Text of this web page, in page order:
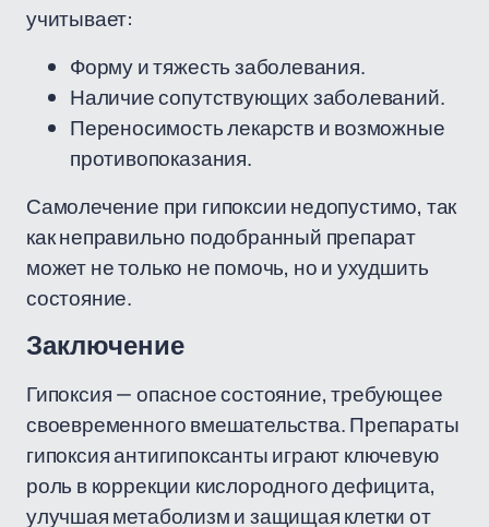
учитывает:
Форму и тяжесть заболевания.
Наличие сопутствующих заболеваний.
Переносимость лекарств и возможные
противопоказания.
Самолечение при гипоксии недопустимо, так
как неправильно подобранный препарат
может не только не помочь, но и ухудшить
состояние.
Заключение
Гипоксия — опасное состояние, требующее
своевременного вмешательства. Препараты
гипоксия антигипоксанты играют ключевую
роль в коррекции кислородного дефицита,
улучшая метаболизм и защищая клетки от